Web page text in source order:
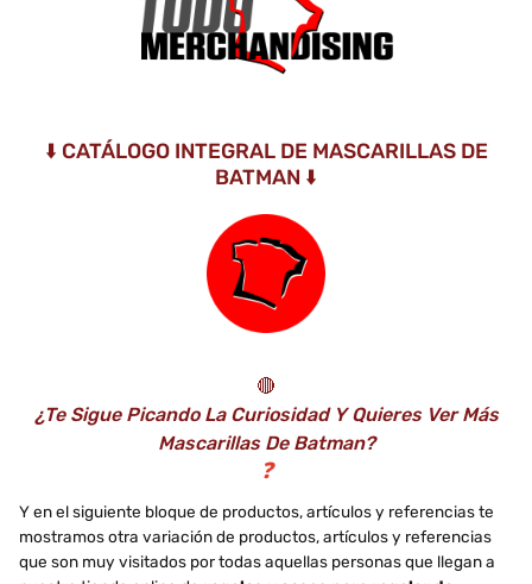
⬇️ CATÁLOGO INTEGRAL DE MASCARILLAS DE
BATMAN ⬇️
🔴
¿Te Sigue Picando La Curiosidad Y Quieres Ver Más
Mascarillas De Batman?
❓
Y en el siguiente bloque de productos, artículos y referencias te
mostramos otra variación de productos, artículos y referencias
que son muy visitados por todas aquellas personas que llegan a